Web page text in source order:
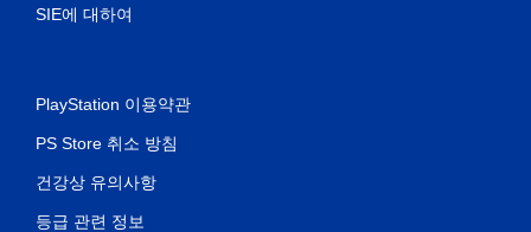
SIE에 대하여
PlayStation 이용약관
PS Store 취소 방침
건강상 유의사항
등급 관련 정보